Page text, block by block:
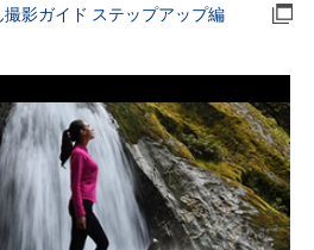
影ガイド ステップアップ編